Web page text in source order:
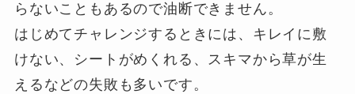
らないこともあるので油断できません。
はじめてチャレンジするときには、キレイに敷
けない、シートがめくれる、スキマから草が生
えるなどの失敗も多いです。